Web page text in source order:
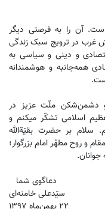
آن را به فرصتی دیگر
غرب در ترویج سبک زندگی
و دینی و سیاسی به
همه‌جانبه و هوشمندانه
و دشمن‌شکن ملّت عزیز در
اسلامی تشکّر میکنم و
بر حضرت بقیّة‌الله
و روح مطهّر امام بزرگوار؛
دعاگوی شما
سیّدعلی خامنه‌ای